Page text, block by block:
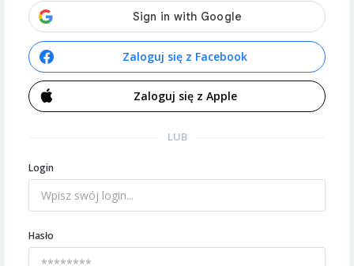
Zaloguj się z Facebook
Zaloguj się z Apple
LUB
Login
Hasło